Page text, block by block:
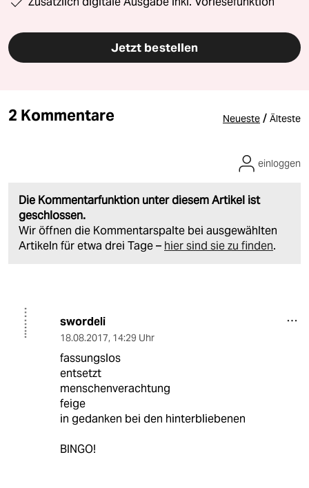
Jetzt bestellen
2 Kommentare Neueste / Älteste
Die Kommentarfunktion unter diesem Artikel ist
geschlossen.
Wir öffnen die Kommentarspalte bei ausgewählten
Artikeln für etwa drei Tage – hier sind sie zu finden.
einloggen
swordeli
18.08.2017, 14:29 Uhr
fassungslos
entsetzt
menschenverachtung
feige
in gedanken bei den hinterbliebenen
BINGO!